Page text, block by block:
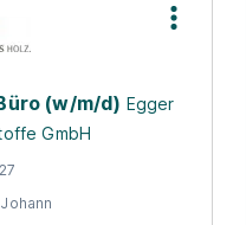
(w/m/d) Egger
GmbH